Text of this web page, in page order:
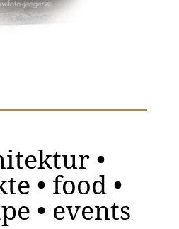
•
• food •
• events